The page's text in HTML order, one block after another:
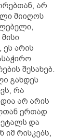
არ
მიიღოს
ეს არის
შესახებ.
გახდეს
რა
არ არის
ერთად
და
იმ რისკებს,